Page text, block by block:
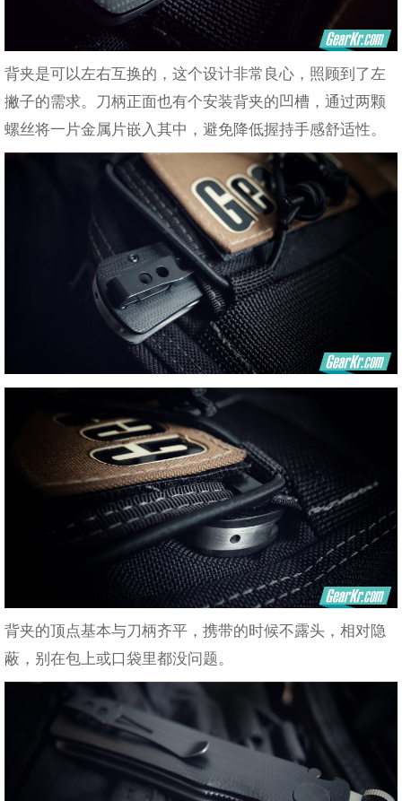
背夹是可以左右互换的，这个设计非常良心，照顾到了左
撇子的需求。刀柄正面也有个安装背夹的凹槽，通过两颗
螺丝将一片金属片嵌入其中，避免降低握持手感舒适性。
背夹的顶点基本与刀柄齐平，携带的时候不露头，相对隐
蔽，别在包上或口袋里都没问题。